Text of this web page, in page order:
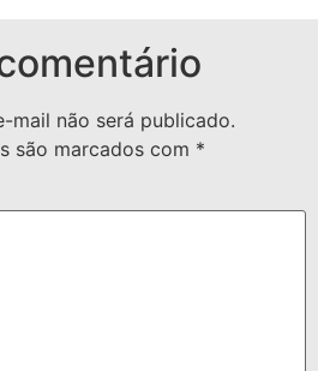
mail não será publicado.
são marcados com *